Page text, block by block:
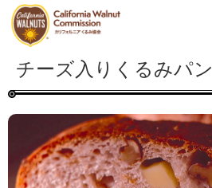
チーズ入りくるみパン